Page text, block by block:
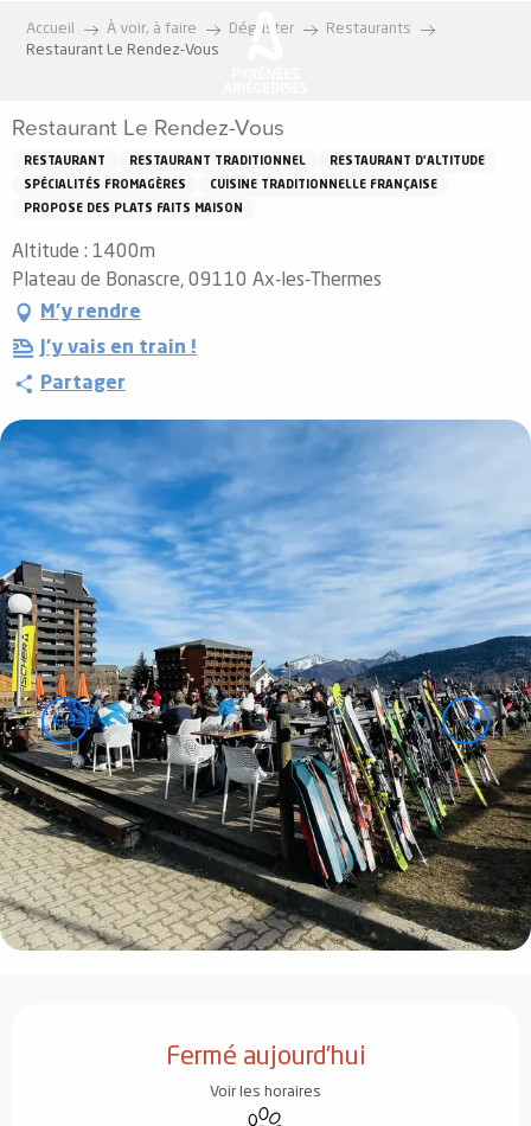
Accueil À voir, à faire Déguster
Restaurants
Restaurant Le Rendez-Vous
Restaurant Le Rendez-Vous
RESTAURANT RESTAURANT TRADITIONNEL
RESTAURANT D'ALTITUDE
SPÉCIALITÉS FROMAGÈRES
CUISINE TRADITIONNELLE FRANÇAISE
PROPOSE DES PLATS FAITS MAISON
Altitude : 1400m
Plateau de Bonascre, 09110 Ax-les-Thermes
M'y rendre
J'y vais en train !
Partager
Fermé aujourd'hui
Voir les horaires
Animaux acceptés